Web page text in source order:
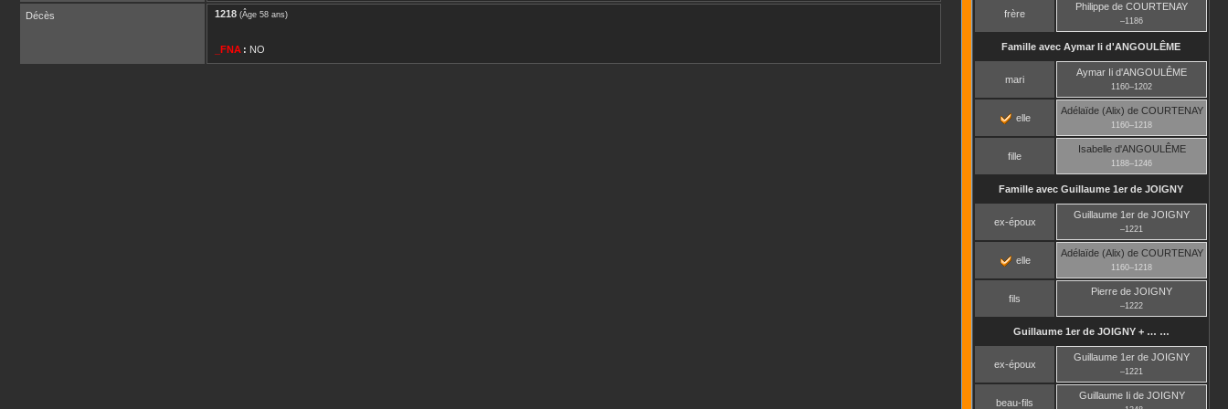
Décès 1218 (Âge 58 ans)
_FNA : NO
frère
Philippe de COURTENAY
–1186
Famille avec Aymar Ii d'ANGOULÊME
mari
Aymar Ii d'ANGOULÊME
1160–1202
elle
Adélaïde (Alix) de COURTENAY
1160–1218
fille
Isabelled'ANGOULÊME
1188–1246
Famille avec Guillaume 1er de JOIGNY
ex-époux
Guillaume 1er de JOIGNY
–1221
elle
Adélaïde (Alix) de COURTENAY
1160–1218
fils
Pierre de JOIGNY
–1222
Guillaume 1erde JOIGNY+ … …
ex-époux
Guillaume 1er de JOIGNY
–1221
beau-fils
Guillaume Iide JOIGNY